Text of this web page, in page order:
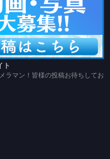
ト
ラマン！皆様の投稿お待ちしてお